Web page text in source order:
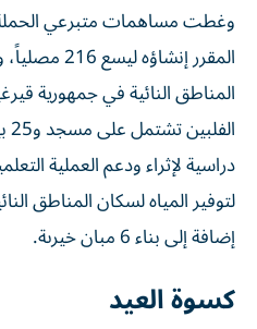
وغطت مساهمات متبرعي
المقرر
المناطق النائية في جمهورية
دراسية لإثراء ودعم العملية
لتوفير المياه لسكان المناطق
إضافة إلى بناء 6 مبان خيرىة.
كسوة العيد